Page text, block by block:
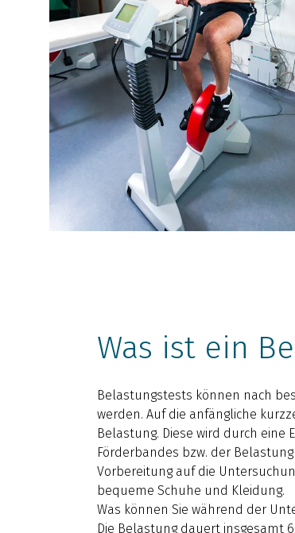
Was ist ein
Belastungstests können nach
werden. Auf die anfängliche
Belastung. Diese wird durch eine
Förderbandes bzw. der
Vorbereitung auf die
bequeme Schuhe und Kleidung.
Was können Sie während der
Die Belastung dauert insgesamt